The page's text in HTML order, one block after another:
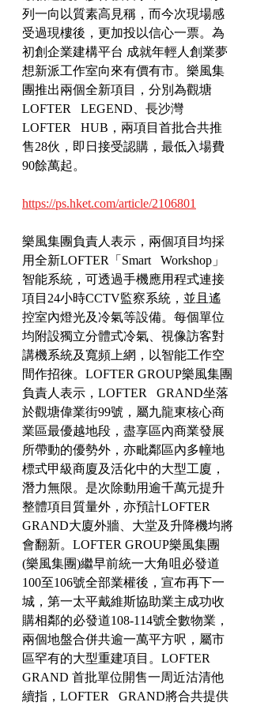
列一向以質素高見稱，而今次現場感
受過現樓後，更加投以信心一票。為
初創企業建構平台 成就年輕人創業夢
想新派工作室向來有價有市。樂風集
團推出兩個全新項目，分別為觀塘
LOFTER   LEGEND、長沙灣
LOFTER   HUB，兩項目首批合共推
售28伙，即日接受認購，最低入場費
90餘萬起。
https://ps.hket.com/article/2106801
樂風集團負責人表示，兩個項目均採
用全新LOFTER「Smart   Workshop」
智能系統，可透過手機應用程式連接
項目24小時CCTV監察系統，並且遙
控室內燈光及冷氣等設備。每個單位
均附設獨立分體式冷氣、視像訪客對
講機系統及寬頻上網，以智能工作空
間作招徠。LOFTER GROUP樂風集團
負責人表示，LOFTER   GRAND坐落
於觀塘偉業街99號，屬九龍東核心商
業區最優越地段，盡享區內商業發展
所帶動的優勢外，亦毗鄰區內多幢地
標式甲級商廈及活化中的大型工廈，
潛力無限。是次除動用逾千萬元提升
整體項目質量外，亦預計LOFTER
GRAND大廈外牆、大堂及升降機均將
會翻新。LOFTER GROUP樂風集團
(樂風集團)繼早前統一大角咀必發道
100至106號全部業權後，宣布再下一
城，第一太平戴維斯協助業主成功收
購相鄰的必發道108-114號全數物業，
兩個地盤合併共逾一萬平方呎，屬市
區罕有的大型重建項目。LOFTER
GRAND 首批單位開售一周近沽清他
續指，LOFTER   GRAND將合共提供